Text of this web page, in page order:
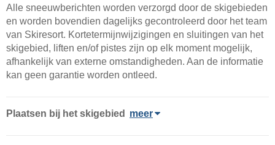
Alle sneeuwberichten worden verzorgd door de skigebieden
en worden bovendien dagelijks gecontroleerd door het team
van Skiresort. Kortetermijnwijzigingen en sluitingen van het
skigebied, liften en/of pistes zijn op elk moment mogelijk,
afhankelijk van externe omstandigheden. Aan de informatie
kan geen garantie worden ontleed.
Plaatsen bij het skigebied meer